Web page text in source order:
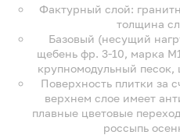
Фактурный слой:
толщина
Базовый (несущий
щебень фр. 3-10, марка
крупномодульный
Поверхность плитки за
верхнем слое имеет
плавные цветовые
россыпь